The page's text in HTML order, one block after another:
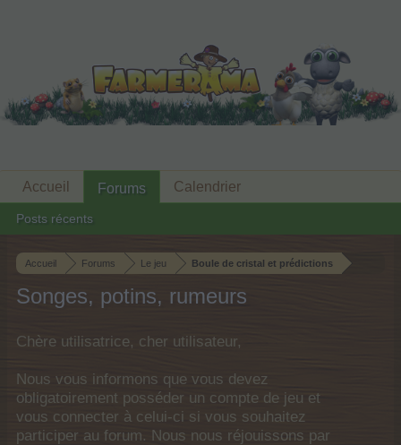
Accueil Forums Le jeu Boule de cristal et prédictions
Songes, potins, rumeurs
Chère utilisatrice, cher utilisateur,
Nous vous informons que vous devez
obligatoirement posséder un compte de jeu et
vous connecter à celui-ci si vous souhaitez
participer au forum. Nous nous réjouissons par
Accueil Forums
Posts récents
Calendrier